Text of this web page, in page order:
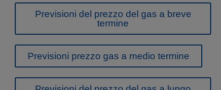
Previsioni del prezzo del gas a breve
termine
Previsioni prezzo gas a medio termine